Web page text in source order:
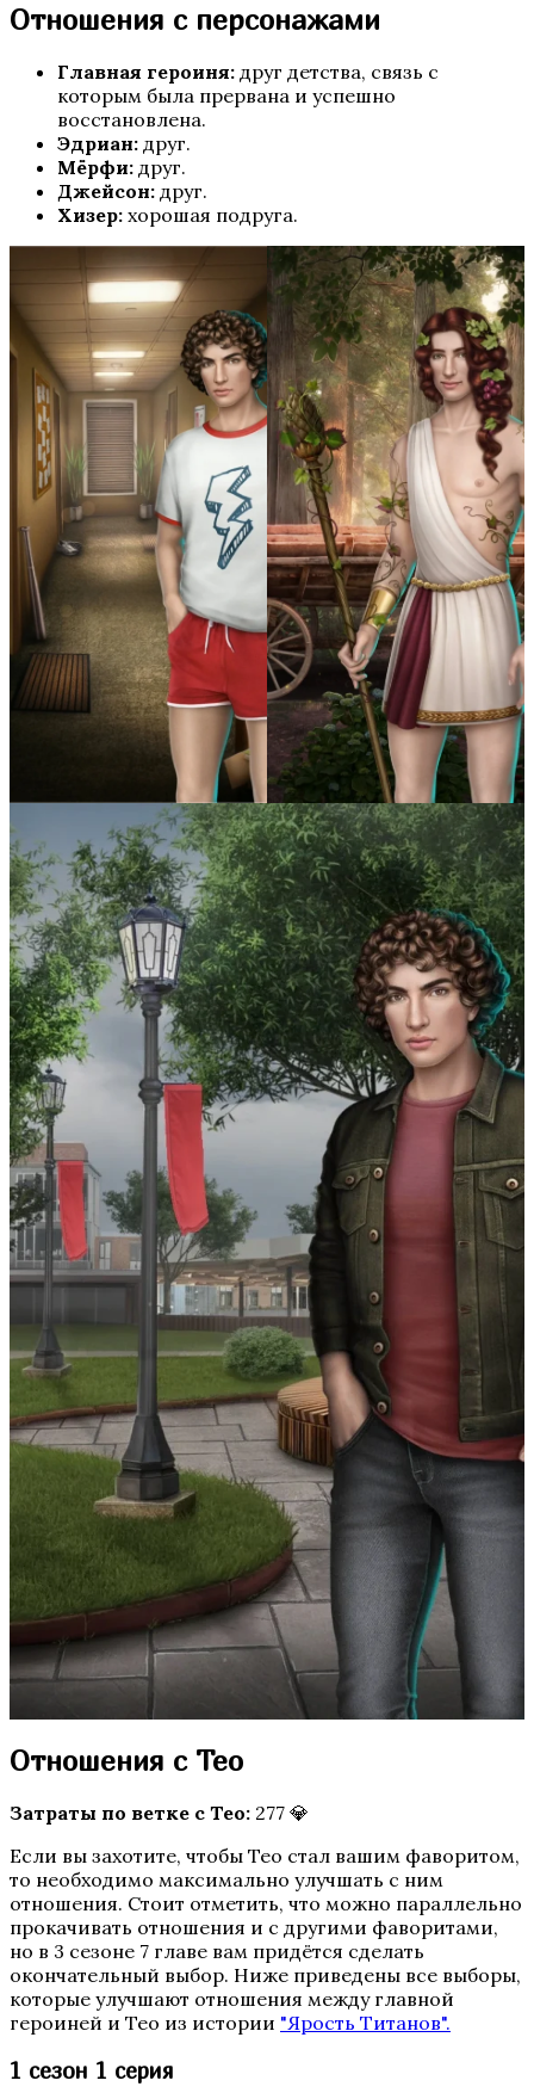
Бюро Параллельных Миров. Том 2
Te Amo. Том 2
Секрет Небес 3 — Конец Вечности
Там, Где Любовь Горит Вечно
Te Amo. Том 1: Залив надежды
Пришествие Номер Три
Пропавшие
Бюро Параллельных Миров
Отношения с персонажами
Главная героиня: друг детства, связь с
которым была прервана и успешно
восстановлена.
Эдриан: друг.
Мёрфи: друг.
Джейсон: друг.
Хизер: хорошая подруга.
Отношения с Тео
Затраты по ветке с Тео: 277 💎
Если вы захотите, чтобы Тео стал вашим фаворитом,
то необходимо максимально улучшать с ним
отношения. Стоит отметить, что можно параллельно
прокачивать отношения и с другими фаворитами,
но в 3 сезоне 7 главе вам придётся сделать
окончательный выбор. Ниже приведены все выборы,
которые улучшают отношения между главной
героиней и Тео из истории "Ярость Титанов".
1 сезон 1 серия